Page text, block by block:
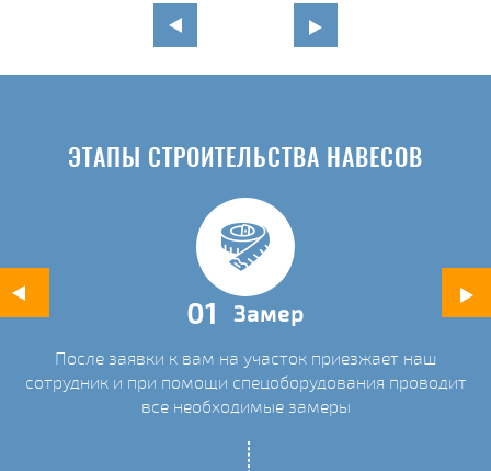
ЭТАПЫ СТРОИТЕЛЬСТВА НАВЕСОВ
01 Замер
После заявки к вам на участок приезжает наш
сотрудник и при помощи спецоборудования проводит
все необходимые замеры